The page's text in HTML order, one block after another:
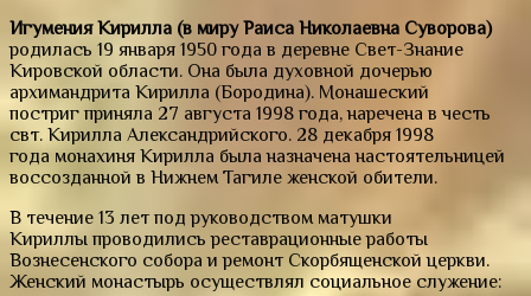
Игумения Кирилла (в миру Раиса Николаевна Суворова)
родилась 19 января 1950 года в деревне Свет-Знание
Кировской области. Она была духовной дочерью
архимандрита Кирилла (Бородина). Монашеский
постриг приняла 27 августа 1998 года, наречена в честь
свт. Кирилла Александрийского. 28 декабря 1998
года монахиня Кирилла была назначена настоятельницей
воссозданной в Нижнем Тагиле женской обители.
В течение 13 лет под руководством матушки
Кириллы проводились реставрационные работы
Вознесенского собора и ремонт Скорбященской церкви.
Женский монастырь осуществлял социальное служение: